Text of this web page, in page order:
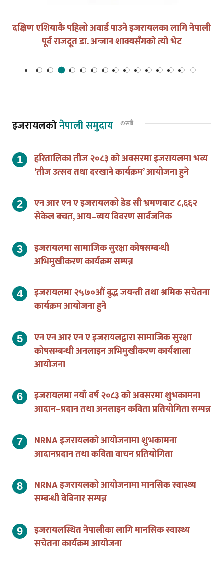
दक्षिण एशियाकै पहिलो अवार्ड पाउने इजरायलका लागि नेपाली
पूर्व राजदूत डा. अन्जान शाक्यसँगको त्यो भेट
इजरायलकोनेपाली समुदाय ©सबै
हरितालिका तीज २०८३ को अवसरमा इजरायलमा भव्य
‘तीज उत्सव तथा दरखाने कार्यक्रम’ आयोजना हुने
एन आर एन ए इजरायलको डेड सी भ्रमणबाट ८,६६२
सेकेल बचत, आय–व्यय विवरण सार्वजनिक
इजरायलमा सामाजिक सुरक्षा कोषसम्बन्धी
अभिमुखीकरण कार्यक्रम सम्पन्न
इजरायलमा २५७०औं बुद्ध जयन्ती तथा श्रमिक सचेतना
कार्यक्रम आयोजना हुने
एन एन आर एन ए इजरायलद्वारा सामाजिक सुरक्षा
कोषसम्बन्धी अनलाइन अभिमुखीकरण कार्यशाला
आयोजना
इजरायलमा नयाँ वर्ष २०८३ को अवसरमा शुभकामना
आदान–प्रदान तथा अनलाइन कविता प्रतियोगिता सम्पन्न
NRNA इजरायलको आयोजनामा शुभकामना
आदानप्रदान तथा कविता वाचन प्रतियोगिता
NRNA इजरायलको आयोजनामा मानसिक स्वास्थ्य
सम्बन्धी वेबिनार सम्पन्न
इजरायलस्थित नेपालीका लागि मानसिक स्वास्थ्य
सचेतना कार्यक्रम आयोजना